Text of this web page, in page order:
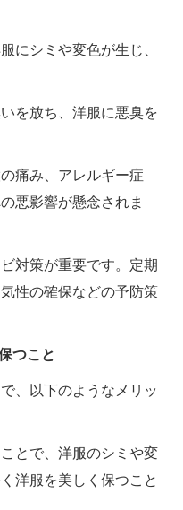
にシミや変色が生じ、
を放ち、洋服に悪臭を
痛み、アレルギー症
悪影響が懸念されま
対策が重要です。定期
性の確保などの予防策
つこと
、以下のようなメリッ
とで、洋服のシミや変
洋服を美しく保つこと